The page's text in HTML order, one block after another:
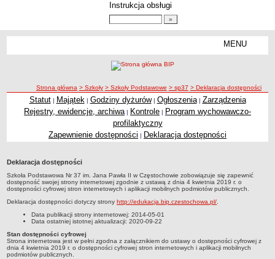
Instrukcja obsługi
MENU
Licea
Zespoły Szkół
Techniczne Zakłady Naukowe
PRZEDSZKOLA
ARCHIWUM SZKÓŁ I PLACÓWEK
Zlikwidowane gimnazja
Przekształcone szkoły i placówki
Wielofunkcyjna Placówka
SPECJALNE OŚRODKI SZKOLNO-WYCHOWAWCZE
Specjalny Ośrodek nr 1
Specjalny Ośrodek nr 5
ścieżka nawigacji
Strona główna > Szkoły > Szkoły Podstawowe > sp37 > Deklaracja dostępności
Statut| Majątek | Godziny dyżurów| Ogłoszenia| Zarządzenia
Rejestry, ewidencje, archiwa | Kontrole | Program wychowawczo-
profilaktyczny
Zapewnienie dostępności | Deklaracja dostępności
Deklaracja dostępności
Szkoła Podstawowa Nr 37 im. Jana Pawła II w Częstochowie zobowiązuje się zapewnić
dostępność swojejstrony internetowejzgodnie z ustawą z dnia 4 kwietnia 2019 r. o
dostępności cyfrowej stron internetowych i aplikacji mobilnych podmiotów publicznych.
Deklaracja dostępności dotyczy stronyhttp://edukacja.bip.czestochowa.pl/
Data publikacji strony internetowej:2014-05-01
Data ostatniej istotnej aktualizacji:2020-09-22
Stan dostępności cyfrowej
Strona internetowa jest w pełni zgodna z załącznikiem do ustawy o dostępności cyfrowej z
dnia 4 kwietnia 2019 r. o dostępności cyfrowej stron internetowych i aplikacji mobilnych
podmiotów publicznych.